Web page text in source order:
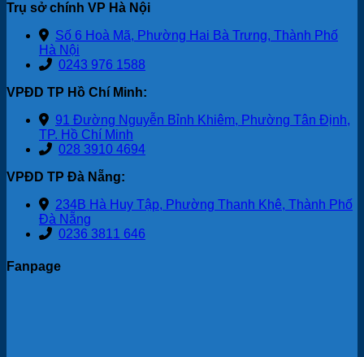
Trụ sở chính VP Hà Nội
Số 6 Hoà Mã, Phường Hai Bà Trưng, Thành Phố
Hà Nội
0243 976 1588
VPĐD TP Hồ Chí Minh:
91 Đường Nguyễn Bỉnh Khiêm, Phường Tân Định,
TP. Hồ Chí Minh
028 3910 4694
VPĐD TP Đà Nẵng:
234B Hà Huy Tập, Phường Thanh Khê, Thành Phố
Đà Nẵng
0236 3811 646
Fanpage